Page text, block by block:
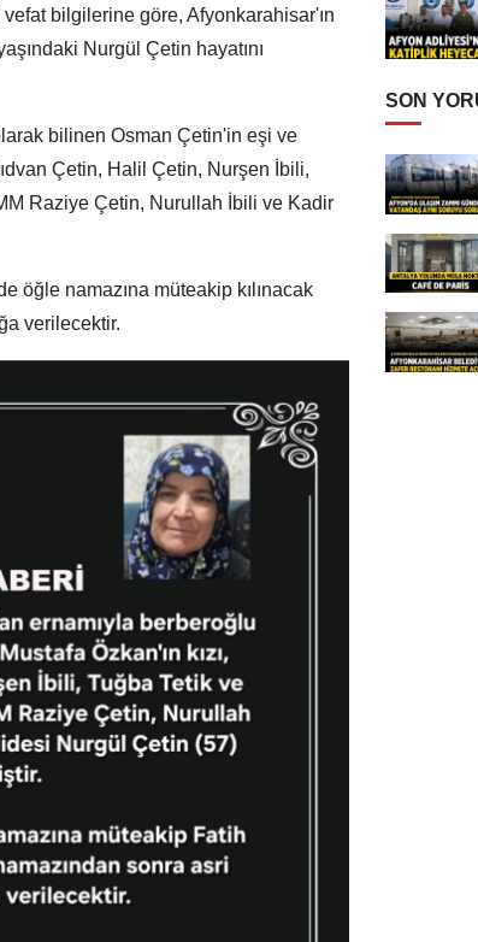
bilgilerine göre, Afyonkarahisar'ın
Nurgül Çetin hayatını
bilinen Osman Çetin'in eşi ve
Çetin, Halil Çetin, Nurşen İbili,
Raziye Çetin, Nurullah İbili ve Kadir
öğle namazına müteakip kılınacak
verilecektir.
SON